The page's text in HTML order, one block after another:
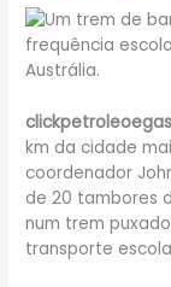
clickpetroleoegas
km da cidade
coordenador
de 20 tambores
num trem
transporte